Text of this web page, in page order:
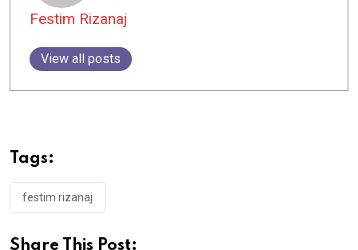
Festim Rizanaj
View all posts
Tags:
festim rizanaj
Share This Post: